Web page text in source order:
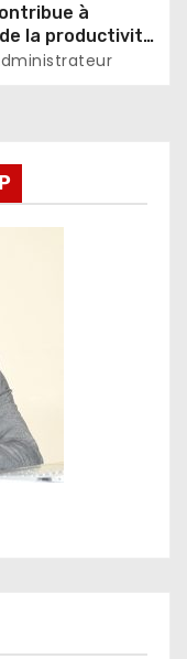
à
la productivité
des pertes